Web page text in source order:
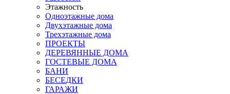
Этажность
Одноэтажные дома
Двухэтажные дома
Трехэтажные дома
ПРОЕКТЫ
ДЕРЕВЯННЫЕ ДОМА
ГОСТЕВЫЕ ДОМА
БАНИ
БЕСЕДКИ
ГАРАЖИ